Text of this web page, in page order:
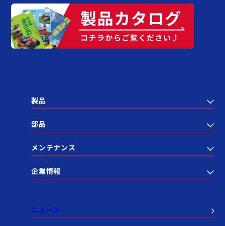
製品
部品
メンテナンス
企業情報
ニュース